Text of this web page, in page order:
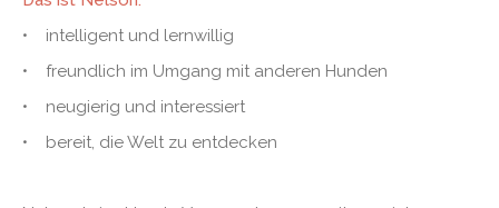
• intelligent und lernwillig
• freundlich im Umgang mit anderen Hunden
• neugierig und interessiert
• bereit, die Welt zu entdecken